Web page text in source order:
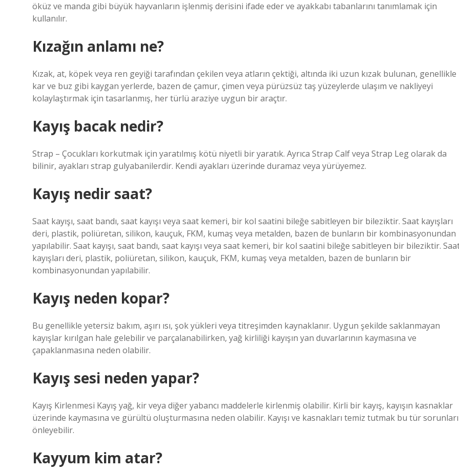
öküz ve manda gibi büyük hayvanların işlenmiş derisini ifade eder ve ayakkabı tabanlarını tanımlamak için
kullanılır.
Kızağın anlamı ne?
Kızak, at, köpek veya ren geyiği tarafından çekilen veya atların çektiği, altında iki uzun kızak bulunan, genellikle
kar ve buz gibi kaygan yerlerde, bazen de çamur, çimen veya pürüzsüz taş yüzeylerde ulaşım ve nakliyeyi
kolaylaştırmak için tasarlanmış, her türlü araziye uygun bir araçtır.
Kayış bacak nedir?
Strap – Çocukları korkutmak için yaratılmış kötü niyetli bir yaratık. Ayrıca Strap Calf veya Strap Leg olarak da
bilinir, ayakları strap gulyabanilerdir. Kendi ayakları üzerinde duramaz veya yürüyemez.
Kayış nedir saat?
Saat kayışı, saat bandı, saat kayışı veya saat kemeri, bir kol saatini bileğe sabitleyen bir bileziktir. Saat kayışları
deri, plastik, poliüretan, silikon, kauçuk, FKM, kumaş veya metalden, bazen de bunların bir kombinasyonundan
yapılabilir. Saat kayışı, saat bandı, saat kayışı veya saat kemeri, bir kol saatini bileğe sabitleyen bir bileziktir.
kayışları deri, plastik, poliüretan, silikon, kauçuk, FKM, kumaş veya metalden, bazen de bunların bir
kombinasyonundan yapılabilir.
Kayış neden kopar?
Bu genellikle yetersiz bakım, aşırı ısı, şok yükleri veya titreşimden kaynaklanır. Uygun şekilde saklanmayan
kayışlar kırılgan hale gelebilir ve parçalanabilirken, yağ kirliliği kayışın yan duvarlarının kaymasına ve
çapaklanmasına neden olabilir.
Kayış sesi neden yapar?
Kayış Kirlenmesi Kayış yağ, kir veya diğer yabancı maddelerle kirlenmiş olabilir. Kirli bir kayış, kayışın kasnaklar
üzerinde kaymasına ve gürültü oluşturmasına neden olabilir. Kayışı ve kasnakları temiz tutmak bu tür sorunları
önleyebilir.
Kayyum kim atar?